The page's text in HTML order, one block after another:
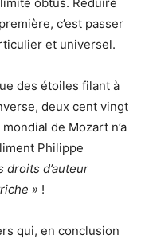
c’est passer
et universel.
des étoiles filant à
deux cent vingt
de Mozart n’a
Philippe
droits d’auteur
» !
qui, en conclusion